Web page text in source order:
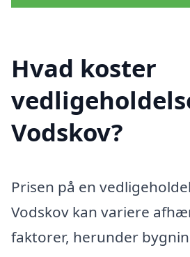
Hvad koster
Vodskov?
Prisen på en
Vodskov kan variere
faktorer, herunder